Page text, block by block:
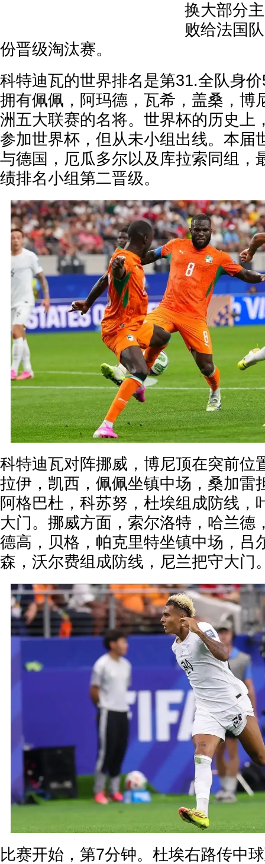
换大部分
败给法国
份晋级淘汰赛。
科特迪瓦的世界排名是第31.全队身
拥有佩佩，阿玛德，瓦希，盖桑，博
洲五大联赛的名将。世界杯的历史上
参加世界杯，但从未小组出线。本届
与德国，厄瓜多尔以及库拉索同组，
绩排名小组第二晋级。
科特迪瓦对阵挪威，博尼顶在突前位
拉伊，凯西，佩佩坐镇中场，桑加雷
阿格巴杜，科苏努，杜埃组成防线，
大门。挪威方面，索尔洛特，哈兰德
德高，贝格，帕克里特坐镇中场，吕
森，沃尔费组成防线，尼兰把守大门
比赛开始，第7分钟。杜埃右路传中